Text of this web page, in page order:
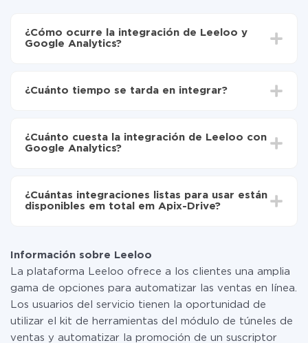
¿Cómo ocurre la integración de Leeloo y
Google Analytics?
Elija qué datos transferir de Leeloo a Google
Ahora los datos se transferirán automáticamente
de Leeloo a Google Analytics
¿Cuánto tiempo se tarda en integrar?
oscilar entre 5 y 30 minutos. En promedio, la
configuración tarda entre 10 y 15 minutos.
¿Cuánto cuesta la integración de Leeloo con
Google Analytics?
tarifas. Usted solo paga por la cantidad de datos que
realmente se transfieren de uno de sus sistemas a otro
manera segura un plan de tarifa gratuita o cambiar a
uno de pago, si es necesario. Más detalles sobre
tarifas.
¿Cuántas integraciones listas para usar están
disponibles em total em Apix-Drive?
Información sobre Leeloo
La plataforma Leeloo ofrece a los clientes una amplia
gama de opciones para automatizar las ventas en línea.
Los usuarios del servicio tienen la oportunidad de
utilizar el kit de herramientas del módulo de túneles de
ventas y automatizar la promoción de un suscriptor